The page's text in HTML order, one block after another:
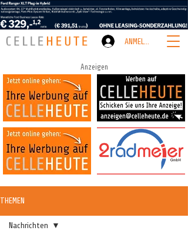
ANMELDEN
Anzeigen
THEMEN
Nachrichten